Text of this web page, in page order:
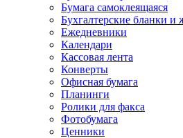
Бумага самоклеящаяся
Бухгалтерские бланки и
Ежедневники
Календари
Кассовая лента
Конверты
Офисная бумага
Планинги
Ролики для факса
Фотобумага
Ценники